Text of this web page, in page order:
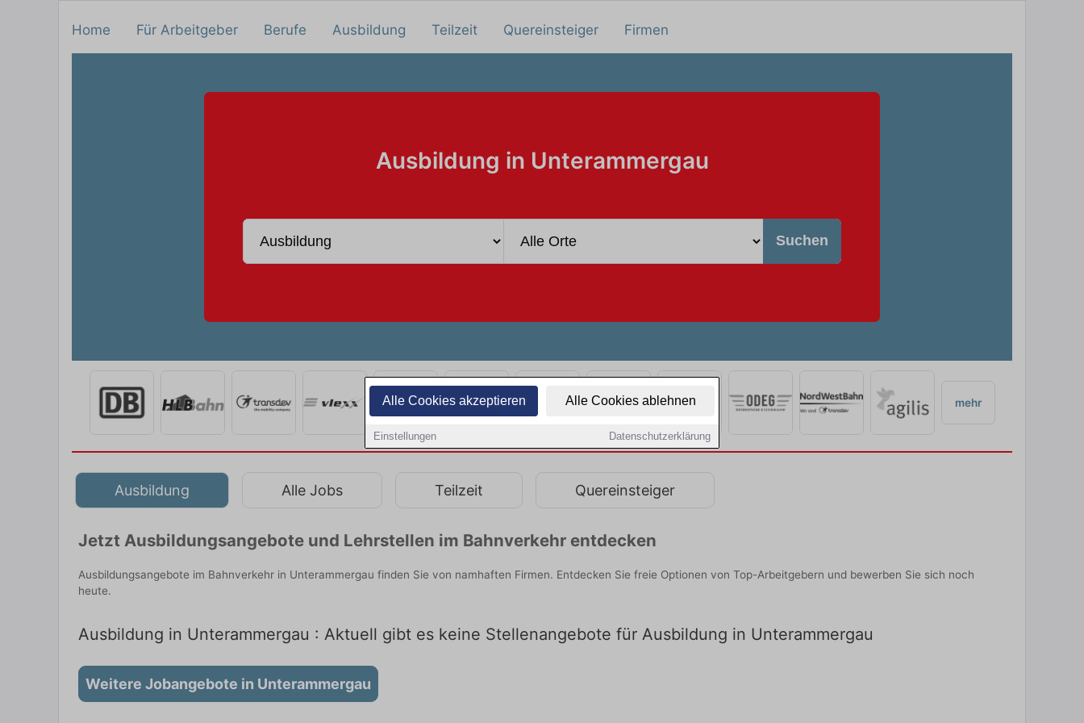
Alle Cookies akzeptieren Alle Cookies ablehnen
Einstellungen Datenschutzerklärung
Home Für Arbeitgeber Berufe Ausbildung Teilzeit Quereinsteiger Firmen
Ausbildung in Unterammergau
Suchen
mehr
Ausbildung Alle Jobs Teilzeit Quereinsteiger
Jetzt Ausbildungsangebote und Lehrstellen im Bahnverkehr entdecken
Ausbildungsangebote im Bahnverkehr in Unterammergau finden Sie von namhaften Firmen. Entdecken Sie freie Optionen von Top-Arbeitgebern und bewerben Sie sich noch
heute.
Ausbildung in Unterammergau : Aktuell gibt es keine Stellenangebote für Ausbildung in Unterammergau
Weitere Jobangebote in Unterammergau